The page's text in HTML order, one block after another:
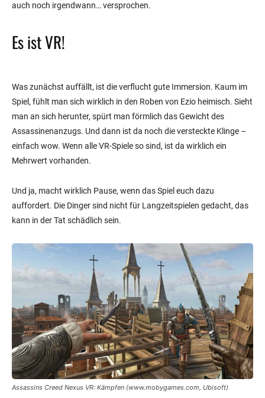
auch noch irgendwann… versprochen.
Es ist VR!
Was zunächst auffällt, ist die verflucht gute Immersion. Kaum im
Spiel, fühlt man sich wirklich in den Roben von Ezio heimisch. Sieht
man an sich herunter, spürt man förmlich das Gewicht des
Assassinenanzugs. Und dann ist da noch die versteckte Klinge –
einfach wow. Wenn alle VR-Spiele so sind, ist da wirklich ein
Mehrwert vorhanden.
Und ja, macht wirklich Pause, wenn das Spiel euch dazu
auffordert. Die Dinger sind nicht für Langzeitspielen gedacht, das
kann in der Tat schädlich sein.
Assassins Creed Nexus VR: Kämpfen (www.mobygames.com, Ubisoft)